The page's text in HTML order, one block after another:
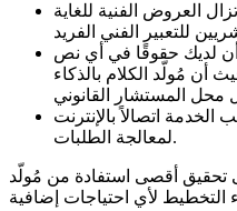
العروض الفنية للغاية
لديك حقوقًا في أي نص
أن مُولّد الكلام بالذكاء
الخدمة اتصالاً بالإنترنت
لمعالجة الطلبات.
تحقيق أقصى استفادة من مُولّد